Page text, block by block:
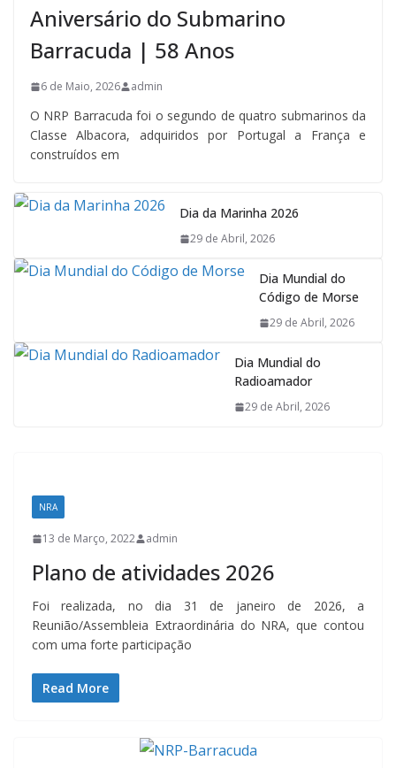
Aniversário do Submarino
Barracuda | 58 Anos
6 de Maio, 2026 admin
O NRP Barracuda foi o segundo de quatro submarinos da
Classe Albacora, adquiridos por Portugal a França e
construídos em
Dia da Marinha 2026
29 de Abril, 2026
Dia Mundial do
Código de Morse
29 de Abril, 2026
Dia Mundial do
Radioamador
29 de Abril, 2026
NRA
13 de Março, 2022 admin
Plano de atividades 2026
Foi realizada, no dia 31 de janeiro de 2026, a
Reunião/Assembleia Extraordinária do NRA, que contou
com uma forte participação
Read More